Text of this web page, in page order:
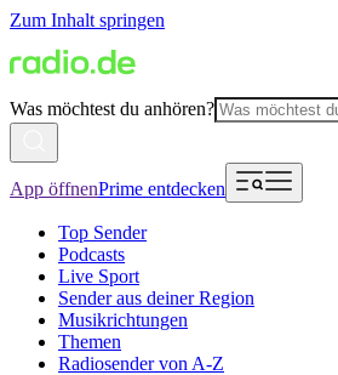
Zum Inhalt springen
Was möchtest du anhören?
App öffnenPrime entdecken
Top Sender
Podcasts
Live Sport
Sender aus deiner Region
Musikrichtungen
Themen
Radiosender von A-Z